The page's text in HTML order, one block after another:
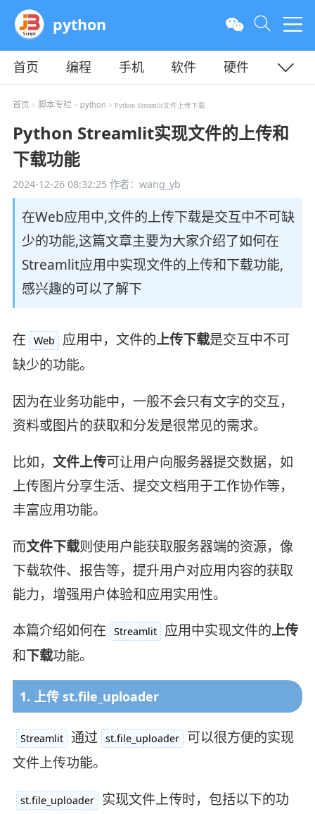
python
首页 编程 手机 软件
硬件
教程
平面 服务器
首页 > 脚本专栏> python > Python Streamlit文件上传下载
Python Streamlit实现文件的上传和
下载功能
2024-12-26 08:32:25作者：wang_yb
在Web应用中,文件的上传下载是交互中不可缺
少的功能,这篇文章主要为大家介绍了如何在
Streamlit应用中实现文件的上传和下载功能,
感兴趣的可以了解下
在 Web 应用中，文件的上传下载是交互中不可
缺少的功能。
因为在业务功能中，一般不会只有文字的交互，
资料或图片的获取和分发是很常见的需求。
比如， 文件上传可让用户向服务器提交数据，如
上传图片分享生活、提交文档用于工作协作等，
丰富应用功能。
而文件下载则使用户能获取服务器端的资源，像
下载软件、报告等，提升用户对应用内容的获取
能力，增强用户体验和应用实用性。
本篇介绍如何在
Streamlit 应用中实现文件的上传
和下载功能。
1. 上传 st.file_uploader
Streamlit 通过 st.file_uploader
可以很方便的实现
文件上传功能。
st.file_uploader
实现文件上传时，包括以下的功